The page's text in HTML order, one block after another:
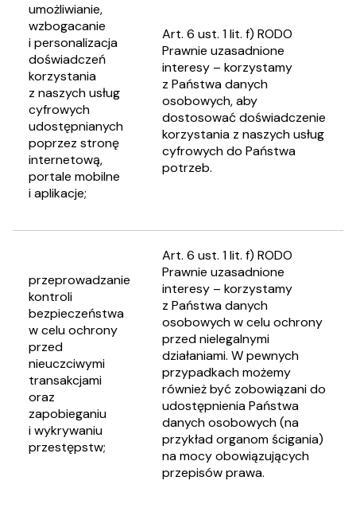
umożliwianie,
wzbogacanie
i personalizacja
doświadczeń
korzystania
z naszych usług
cyfrowych
udostępnianych
poprzez stronę
internetową,
portale mobilne
i aplikacje;
Art. 6 ust. 1 lit. f) RODO
Prawnie uzasadnione
interesy – korzystamy
z Państwa danych
osobowych, aby
dostosować doświadczenie
korzystania z naszych usług
cyfrowych do Państwa
potrzeb.
przeprowadzanie
kontroli
bezpieczeństwa
w celu ochrony
przed
nieuczciwymi
transakcjami
oraz
zapobieganiu
i wykrywaniu
przestępstw;
Art. 6 ust. 1 lit. f) RODO
Prawnie uzasadnione
interesy – korzystamy
z Państwa danych
osobowych w celu ochrony
przed nielegalnymi
działaniami. W pewnych
przypadkach możemy
również być zobowiązani do
udostępnienia Państwa
danych osobowych (na
przykład organom ścigania)
na mocy obowiązujących
przepisów prawa.